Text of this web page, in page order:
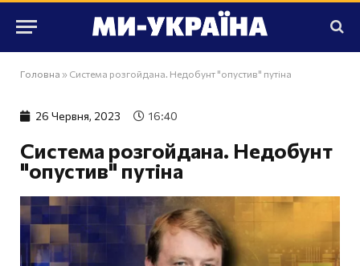
Головна » Система розгойдана. Недобунт "опустив" путіна
26 Червня, 2023 16:40
Система розгойдана. Недобунт
"опустив" путіна